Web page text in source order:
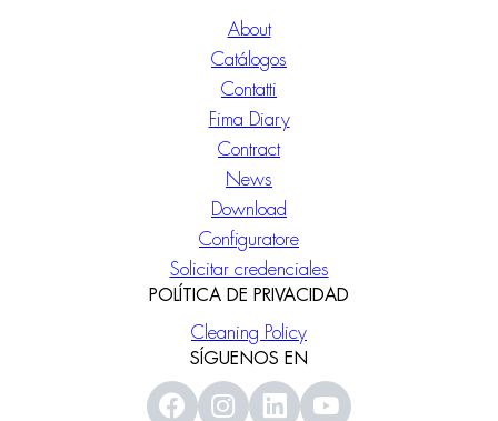
About
Catálogos
Contatti
Fima Diary
Contract
News
Download
Configuratore
Solicitar credenciales
POLÍTICA DE PRIVACIDAD
Cleaning Policy
SÍGUENOS EN